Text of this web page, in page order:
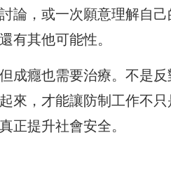
論，或一次願意理解自
有其他可能性。
成癮也需要治療。不是
來，才能讓防制工作不
正提升社會安全。